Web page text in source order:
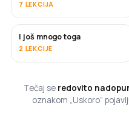
7 LEKCIJA
USKORO
I još mnogo toga
2 LEKCIJE
Tečaj se redovito
oznakom „Uskoro”